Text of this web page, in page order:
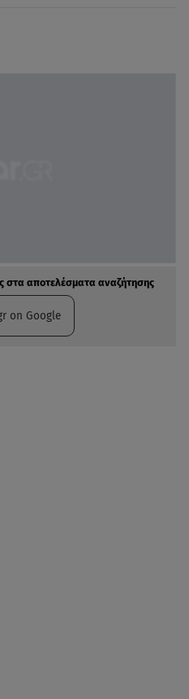
στα αποτελέσματα αναζήτησης
on Google